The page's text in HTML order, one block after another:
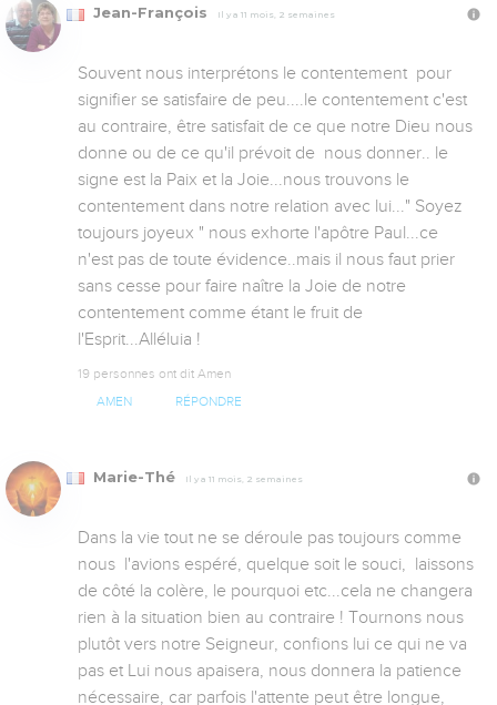
Jean-François Il y a 11 mois, 2 semaines
Souvent nous interprétons le contentement  pour
signifier se satisfaire de peu....le contentement c'est
au contraire, être satisfait de ce que notre Dieu nous
donne ou de ce qu'il prévoit de  nous donner.. le
signe est la Paix et la Joie...nous trouvons le
contentement dans notre relation avec lui..." Soyez
toujours joyeux " nous exhorte l'apôtre Paul...ce
n'est pas de toute évidence..mais il nous faut prier
sans cesse pour faire naître la Joie de notre
contentement comme étant le fruit de
l'Esprit...Alléluia !
19 personnes ont dit Amen
AMEN RÉPONDRE
Marie-Thé Il y a 11 mois, 2 semaines
Dans la vie tout ne se déroule pas toujours comme
nous  l'avions espéré, quelque soit le souci,  laissons
de côté la colère, le pourquoi etc...cela ne changera
rien à la situation bien au contraire ! Tournons nous
plutôt vers notre Seigneur, confions lui ce qui ne va
pas et Lui nous apaisera, nous donnera la patience
nécessaire, car parfois l'attente peut être longue,